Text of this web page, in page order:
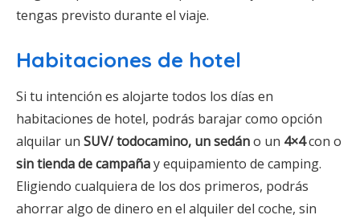
tengas previsto durante el viaje.
Habitaciones de hotel
Si tu intención es alojarte todos los días en
habitaciones de hotel, podrás barajar como opción
alquilar un SUV/ todocamino, un sedáno un 4×4con o
sin tienda de campañay equipamiento de camping.
Eligiendo cualquiera de los dos primeros, podrás
ahorrar algo de dinero en el alquiler del coche, sin